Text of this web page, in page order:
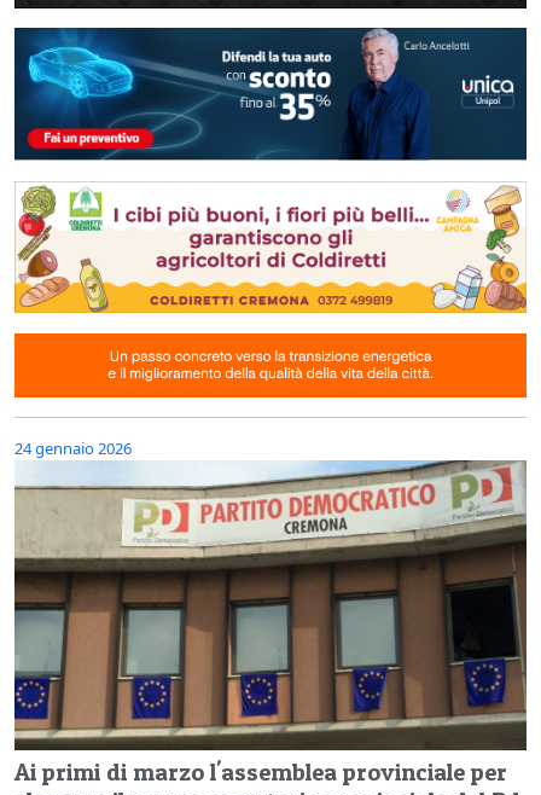
24 gennaio 2026
Ai primi di marzo l'assemblea provinciale per